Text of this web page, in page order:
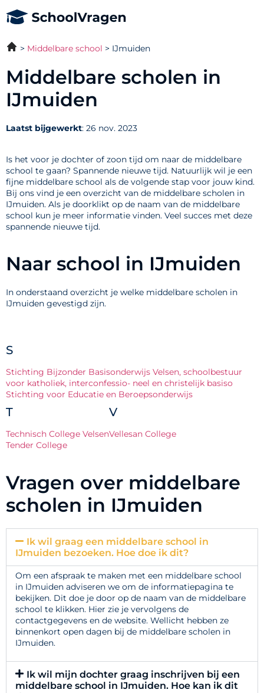
Middelbare school IJmuiden
Middelbare scholen in
IJmuiden
Laatst bijgewerkt: 26 nov. 2023
Is het voor je dochter of zoon tijd om naar de middelbare
school te gaan? Spannende nieuwe tijd. Natuurlijk wil je een
fijne middelbare school als de volgende stap voor jouw kind.
Bij ons vind je een overzicht van de middelbare scholen in
IJmuiden. Als je doorklikt op de naam van de middelbare
school kun je meer informatie vinden. Veel succes met deze
spannende nieuwe tijd.
Naar school in IJmuiden
In onderstaand overzicht je welke middelbare scholen in
IJmuiden gevestigd zijn.
S
Stichting Bijzonder Basisonderwijs Velsen, schoolbestuur
voor katholiek, interconfessio- neel en christelijk basiso
Stichting voor Educatie en Beroepsonderwijs
T
Technisch College Velsen
Tender College
V
Vellesan College
Vragen over middelbare
scholen in IJmuiden
Ik wil graag een middelbare school in
IJmuiden bezoeken. Hoe doe ik dit?
Om een afspraak te maken met een middelbare school
in IJmuiden adviseren we om de informatiepagina te
bekijken. Dit doe je door op de naam van de middelbare
school te klikken. Hier zie je vervolgens de
contactgegevens en de website. Wellicht hebben ze
binnenkort open dagen bij de middelbare scholen in
IJmuiden.
Ik wil mijn dochter graag inschrijven bij een
middelbare school in IJmuiden. Hoe kan ik dit